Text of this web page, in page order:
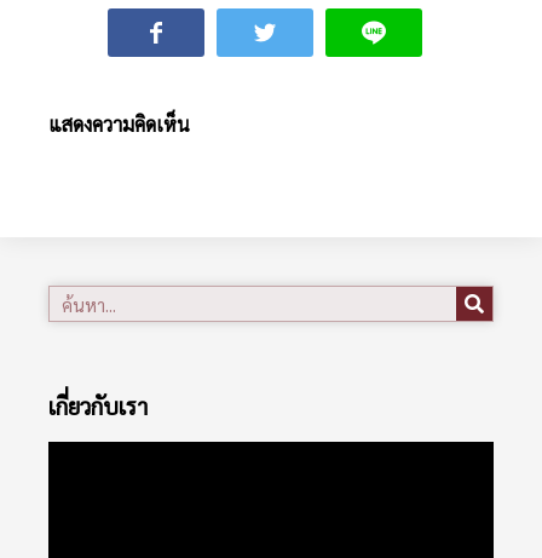
แสดงความคิดเห็น
เกี่ยวกับเรา